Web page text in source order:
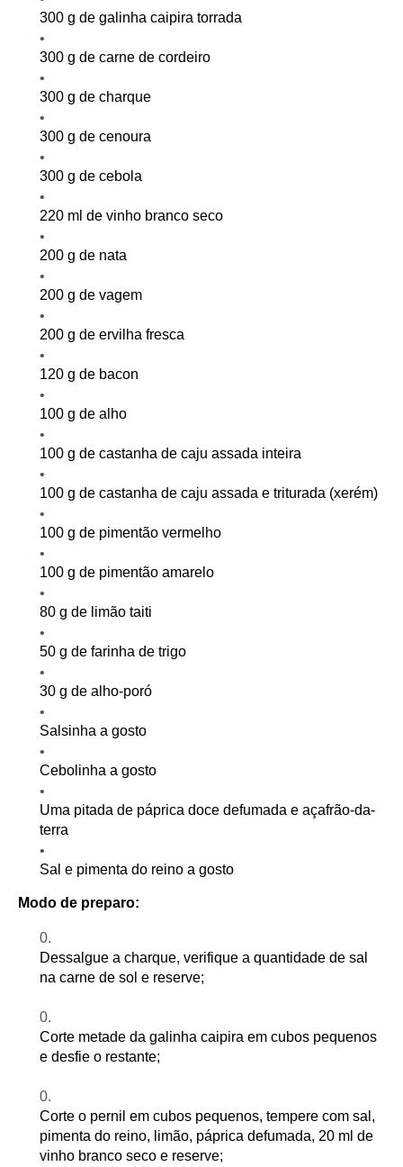
300 g de galinha caipira torrada
300 g de carne de cordeiro
300 g de charque
300 g de cenoura
300 g de cebola
220 ml de vinho branco seco
200 g de nata
200 g de vagem
200 g de ervilha fresca
120 g de bacon
100 g de alho
100 g de castanha de caju assada inteira
100 g de castanha de caju assada e triturada (xerém)
100 g de pimentão vermelho
100 g de pimentão amarelo
80 g de limão taiti
50 g de farinha de trigo
30 g de alho-poró
Salsinha a gosto
Cebolinha a gosto
Uma pitada de páprica doce defumada e açafrão-da-
terra
Sal e pimenta do reino a gosto
Modo de preparo:
Dessalgue a charque, verifique a quantidade de sal
na carne de sol e reserve;
Corte metade da galinha caipira em cubos pequenos
e desfie o restante;
Corte o pernil em cubos pequenos, tempere com sal,
pimenta do reino, limão, páprica defumada, 20 ml de
vinho branco seco e reserve;